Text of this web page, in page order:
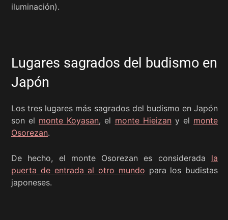
iluminación).
Lugares sagrados del budismo en
Japón
Los tres lugares más sagrados del budismo en Japón
son el monte Koyasan, el monte Hieizany el monte
Osorezan.
De hecho, el monte Osorezan es considerada la
puerta de entrada al otro mundo para los budistas
japoneses.